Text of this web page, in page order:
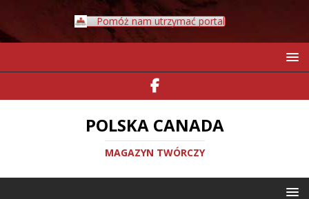
Pomóż nam utrzymać portal
POLSKA CANADA
MAGAZYN TWÓRCZY